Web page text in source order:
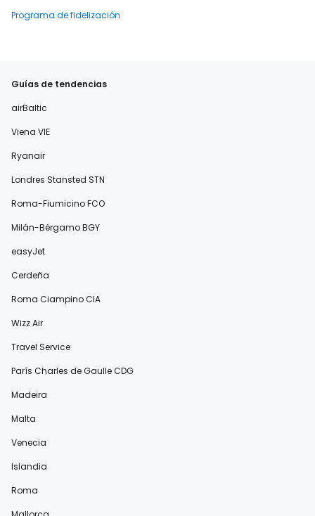
Programa de fidelización
Guías de tendencias
airBaltic
Viena VIE
Ryanair
Londres Stansted STN
Roma-Fiumicino FCO
Milán-Bérgamo BGY
easyJet
Cerdeña
Roma Ciampino CIA
Wizz Air
Travel Service
París Charles de Gaulle CDG
Madeira
Malta
Venecia
Islandia
Roma